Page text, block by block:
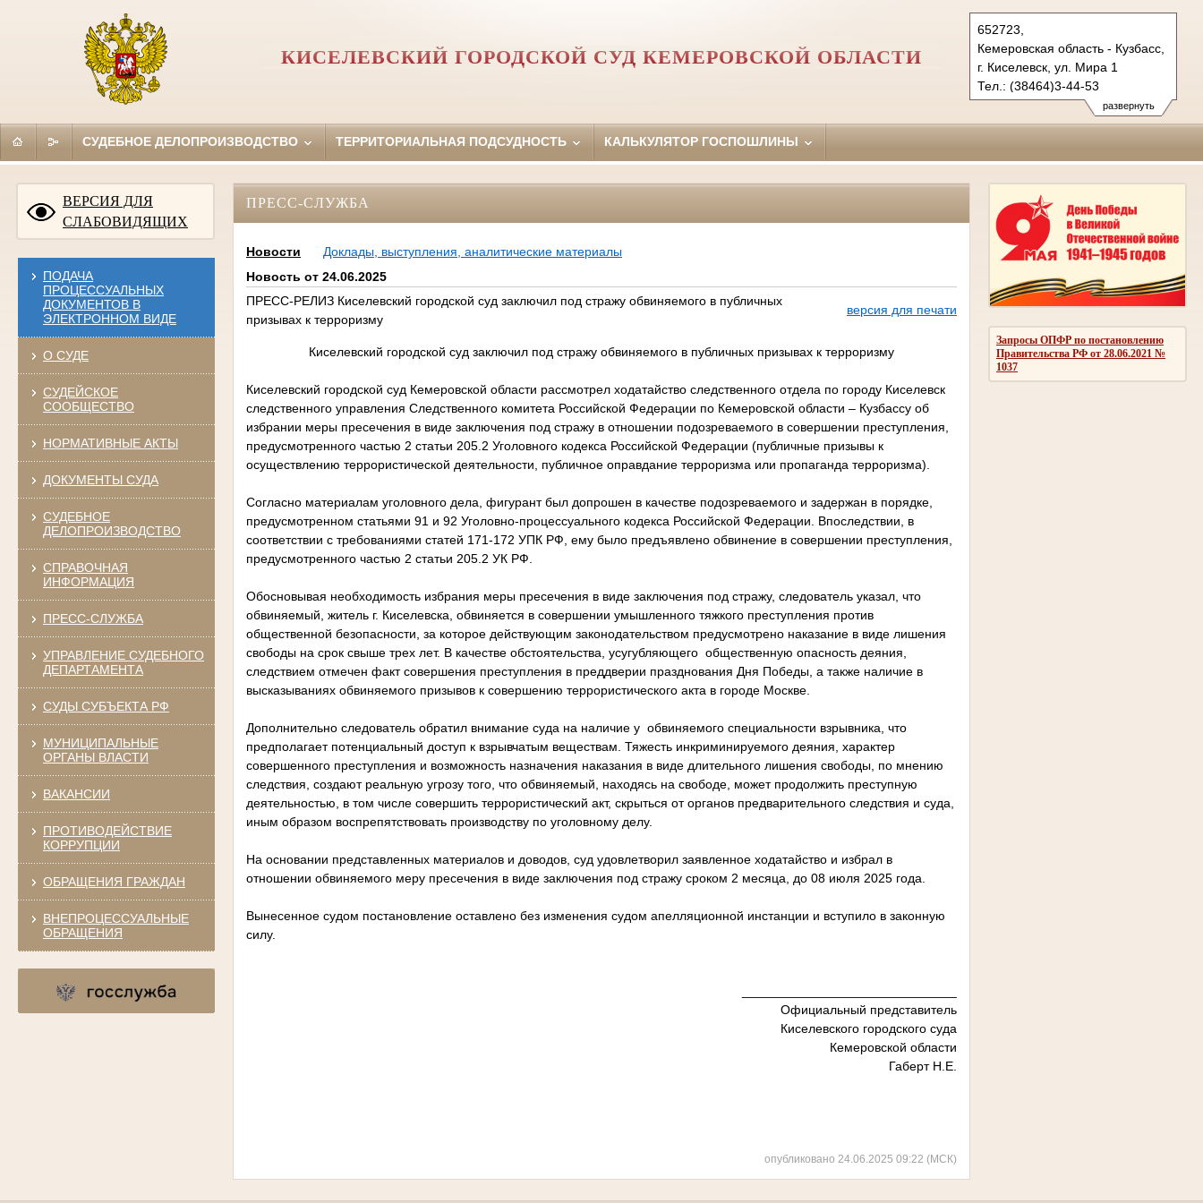
развернуть
652723,
Кемеровская область - Кузбасс,
г. Киселевск, ул. Мира 1
Тел.: (38464)3-44-53
kiselevsky.kmr@sudrf.ru
КИСЕЛЕВСКИЙ ГОРОДСКОЙ СУД КЕМЕРОВСКОЙ ОБЛАСТИ
СУДЕБНОЕ ДЕЛОПРОИЗВОДСТВО ТЕРРИТОРИАЛЬНАЯ ПОДСУДНОСТЬ КАЛЬКУЛЯТОР ГОСПОШЛИНЫ
ВЕРСИЯ ДЛЯ
СЛАБОВИДЯЩИХ
ПОДАЧА
ПРОЦЕССУАЛЬНЫХ
ДОКУМЕНТОВ В
ЭЛЕКТРОННОМ ВИДЕ
О СУДЕ
СУДЕЙСКОЕ
СООБЩЕСТВО
НОРМАТИВНЫЕ АКТЫ
ДОКУМЕНТЫ СУДА
СУДЕБНОЕ
ДЕЛОПРОИЗВОДСТВО
СПРАВОЧНАЯ
ИНФОРМАЦИЯ
ПРЕСС-СЛУЖБА
УПРАВЛЕНИЕ СУДЕБНОГО
ДЕПАРТАМЕНТА
СУДЫ СУБЪЕКТА РФ
МУНИЦИПАЛЬНЫЕ
ОРГАНЫ ВЛАСТИ
ВАКАНСИИ
ПРОТИВОДЕЙСТВИЕ
КОРРУПЦИИ
ОБРАЩЕНИЯ ГРАЖДАН
ВНЕПРОЦЕССУАЛЬНЫЕ
ОБРАЩЕНИЯ
Запросы ОПФР по постановлению
Правительства РФ от 28.06.2021 №
1037
ПРЕСС-СЛУЖБА
Новости
Доклады, выступления, аналитические материалы
Новость от 24.06.2025
ПРЕСС-РЕЛИЗ Киселевский городской суд заключил под стражу обвиняемого в публичных
призывах к терроризму
версия для печати
Киселевский городской суд заключил под стражу обвиняемого в публичных призывах к терроризму
Киселевский городской суд Кемеровской области рассмотрел ходатайство следственного отдела по городу Киселевск
следственного управления Следственного комитета Российской Федерации по Кемеровской области – Кузбассу об
избрании меры пресечения в виде заключения под стражу в отношении подозреваемого в совершении преступления,
предусмотренного частью 2 статьи 205.2 Уголовного кодекса Российской Федерации (публичные призывы к
осуществлению террористической деятельности, публичное оправдание терроризма или пропаганда терроризма).
Согласно материалам уголовного дела, фигурант был допрошен в качестве подозреваемого и задержан в порядке,
предусмотренном статьями 91 и 92 Уголовно-процессуального кодекса Российской Федерации. Впоследствии, в
соответствии с требованиями статей 171-172 УПК РФ, ему было предъявлено обвинение в совершении преступления,
предусмотренного частью 2 статьи 205.2 УК РФ.
Обосновывая необходимость избрания меры пресечения в виде заключения под стражу, следователь указал, что
обвиняемый, житель г. Киселевска, обвиняется в совершении умышленного тяжкого преступления против
общественной безопасности, за которое действующим законодательством предусмотрено наказание в виде лишения
свободы на срок свыше трех лет. В качестве обстоятельства, усугубляющего общественную опасность деяния,
следствием отмечен факт совершения преступления в преддверии празднования Дня Победы, а также наличие в
высказываниях обвиняемого призывов к совершению террористического акта в городе Москве.
Дополнительно следователь обратил внимание суда на наличие у обвиняемого специальности взрывника, что
предполагает потенциальный доступ к взрывчатым веществам. Тяжесть инкриминируемого деяния, характер
совершенного преступления и возможность назначения наказания в виде длительного лишения свободы, по мнению
следствия, создают реальную угрозу того, что обвиняемый, находясь на свободе, может продолжить преступную
деятельностью, в том числе совершить террористический акт, скрыться от органов предварительного следствия и суда,
иным образом воспрепятствовать производству по уголовному делу.
На основании представленных материалов и доводов, суд удовлетворил заявленное ходатайство и избрал в
отношении обвиняемого меру пресечения в виде заключения под стражу сроком 2 месяца, до 08 июля 2025 года.
Вынесенное судом постановление оставлено без изменения судом апелляционной инстанции и вступило в законную
силу.
Официальный представитель
Киселевского городского суда
Кемеровской области
Габерт Н.Е.
опубликовано 24.06.2025 09:22 (МСК)